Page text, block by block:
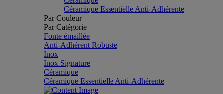
Céramique Essentielle Anti-Adhérente
Par Couleur
Par Catégorie
Fonte émaillée
Anti-Adhérent Robuste
Inox
Inox Signature
Céramique
Céramique Essentielle Anti-Adhérente